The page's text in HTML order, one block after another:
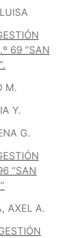
69 “SAN
M.
Y.
G.
“SAN
AXEL A.